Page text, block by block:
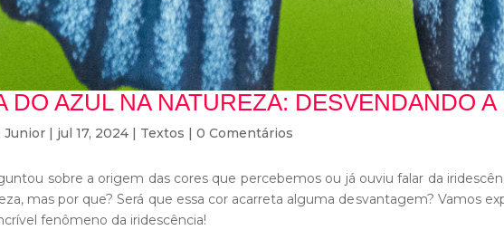
DO AZUL NA NATUREZA: DESVENDANDO
Junior | jul 17, 2024 | Textos |0 Comentários
sobre a origem das cores que percebemos ou já ouviu falar da
mas por que? Será que essa cor acarreta alguma desvantagem? Vamos
fenômeno da iridescência!